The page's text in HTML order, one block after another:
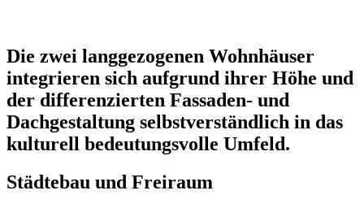
Die zwei langgezogenen Wohnhäuser
integrieren sich aufgrund ihrer Höhe und
der differenzierten Fassaden- und
Dachgestaltung selbstverständlich in das
kulturell bedeutungsvolle Umfeld.
Städtebau und Freiraum